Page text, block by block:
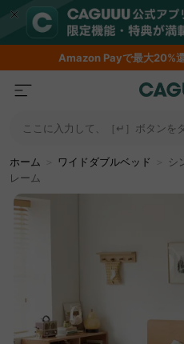
AmazonPayで最大20%
ここに入力して、［↵］ボタンを
ホーム ワイドダブルベッド
シ
レーム